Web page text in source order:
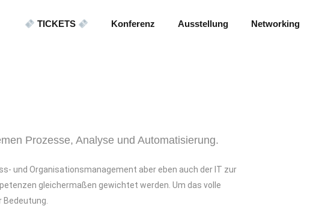
TICKETS Konferenz Ausstellung Networking
Prozesse, Analyse und Automatisierung.
und Organisationsmanagement aber eben auch der IT zur
gleichermaßen gewichtet werden. Um das volle